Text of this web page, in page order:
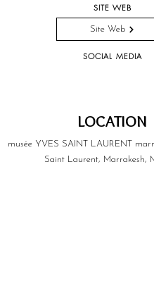
SITE WEB
Site Web
SOCIAL MEDIA
LOCATION
musée YVES SAINT LAURENT
Saint Laurent, Marrakesh,